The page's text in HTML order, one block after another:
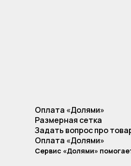
Оплата «Долями»
Размерная сетка
Задать вопрос про
Оплата «Долями»
Сервис «Долями»